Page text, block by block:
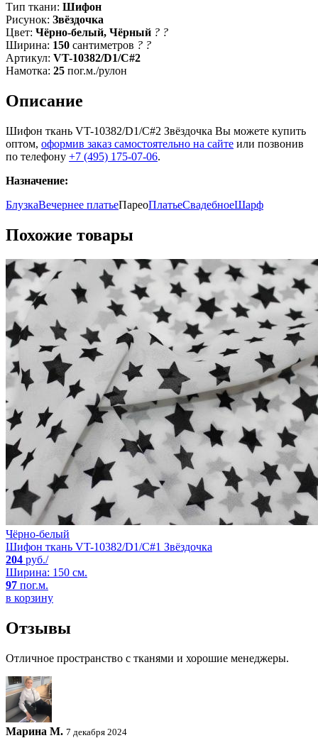
Тип ткани: Шифон
Рисунок: Звёздочка
Цвет: Чёрно-белый, Чёрный ? ?
Ширина: 150 сантиметров ? ?
Артикул: VT-10382/D1/C#2
Намотка: 25 пог.м./рулон
Описание
Шифон ткань VT-10382/D1/C#2 Звёздочка Вы можете купить
оптом, оформив заказ самостоятельно на сайте или позвонив
по телефону +7 (495) 175-07-06.
Назначение:
БлузкаВечернее платьеПареоПлатьеСвадебноеШарф
Похожие товары
Чёрно-белый
Шифон ткань VT-10382/D1/C#1 Звёздочка
204 руб./
Ширина: 150 см.
97 пог.м.
в корзину
Отзывы
Отличное пространство с тканями и хорошие менеджеры.
Марина М. 7 декабря 2024